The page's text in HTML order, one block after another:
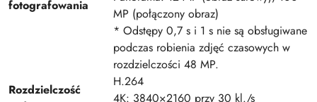
fotografowania
MP (połączony obraz)
* Odstępy 0,7 s i 1 s nie są obsługiwane
podczas robienia zdjęć czasowych w
rozdzielczości 48 MP.
Rozdzielczość
H.264
4K: 3840×2160 przy 30 kl./s